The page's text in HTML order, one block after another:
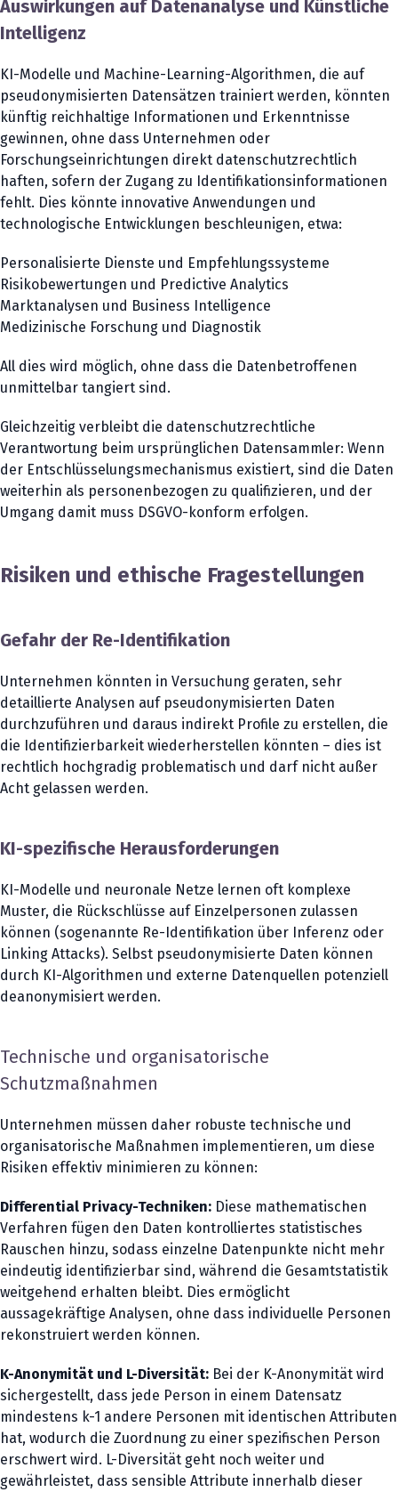
Auswirkungen auf Datenanalyse und Künstliche
Intelligenz
KI-Modelle und Machine-Learning-Algorithmen, die auf
pseudonymisierten Datensätzen trainiert werden, könnten
künftig reichhaltige Informationen und Erkenntnisse
gewinnen, ohne dass Unternehmen oder
Forschungseinrichtungen direkt datenschutzrechtlich
haften, sofern der Zugang zu Identifikationsinformationen
fehlt. Dies könnte innovative Anwendungen und
technologische Entwicklungen beschleunigen, etwa:
Personalisierte Dienste und Empfehlungssysteme
Risikobewertungen und Predictive Analytics
Marktanalysen und Business Intelligence
Medizinische Forschung und Diagnostik
All dies wird möglich, ohne dass die Datenbetroffenen
unmittelbar tangiert sind.
Gleichzeitig verbleibt die datenschutzrechtliche
Verantwortung beim ursprünglichen Datensammler: Wenn
der Entschlüsselungsmechanismus existiert, sind die Daten
weiterhin als personenbezogen zu qualifizieren, und der
Umgang damit muss DSGVO-konform erfolgen.
Risiken und ethische Fragestellungen
Gefahr der Re-Identifikation
Unternehmen könnten in Versuchung geraten, sehr
detaillierte Analysen auf pseudonymisierten Daten
durchzuführen und daraus indirekt Profile zu erstellen, die
die Identifizierbarkeit wiederherstellen könnten – dies ist
rechtlich hochgradig problematisch und darf nicht außer
Acht gelassen werden.
KI-spezifische Herausforderungen
KI-Modelle und neuronale Netze lernen oft komplexe
Muster, die Rückschlüsse auf Einzelpersonen zulassen
können (sogenannte Re-Identifikation über Inferenz oder
Linking Attacks). Selbst pseudonymisierte Daten können
durch KI-Algorithmen und externe Datenquellen potenziell
deanonymisiert werden.
Technische und organisatorische
Schutzmaßnahmen
Unternehmen müssen daher robuste technische und
organisatorische Maßnahmen implementieren, um diese
Risiken effektiv minimieren zu können:
Differential Privacy-Techniken: Diese mathematischen
Verfahren fügen den Daten kontrolliertes statistisches
Rauschen hinzu, sodass einzelne Datenpunkte nicht mehr
eindeutig identifizierbar sind, während die Gesamtstatistik
weitgehend erhalten bleibt. Dies ermöglicht
aussagekräftige Analysen, ohne dass individuelle Personen
rekonstruiert werden können.
K-Anonymität und L-Diversität: Bei der K-Anonymität wird
sichergestellt, dass jede Person in einem Datensatz
mindestens k-1 andere Personen mit identischen Attributen
hat, wodurch die Zuordnung zu einer spezifischen Person
erschwert wird. L-Diversität geht noch weiter und
gewährleistet, dass sensible Attribute innerhalb dieser